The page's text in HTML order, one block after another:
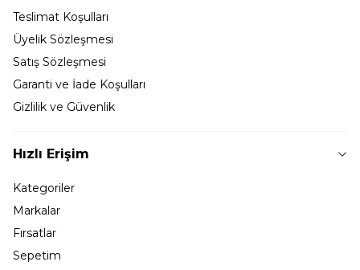
Teslimat Koşulları
Üyelik Sözleşmesi
Satış Sözleşmesi
Garanti ve İade Koşulları
Gizlilik ve Güvenlik
Hızlı Erişim
Kategoriler
Markalar
Fırsatlar
Sepetim